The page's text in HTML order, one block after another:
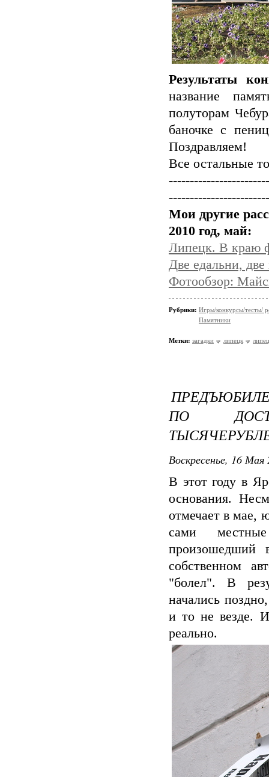
Результаты
название
полуторам
баночке с
Поздравляем!
Все остальные
Мои другие
2010 год, май:
Липецк. В краю
Две едальни,
Фотообзор:
Рубрики: Игры/конкурсы/тесты/
Памятники
Метки: загадки липецк
ПО
Воскресенье, 16
В этот году в
основания.
отмечает в мае,
сами
произошедший
собственном
"болел". В
начались
и то не везде.
реально.